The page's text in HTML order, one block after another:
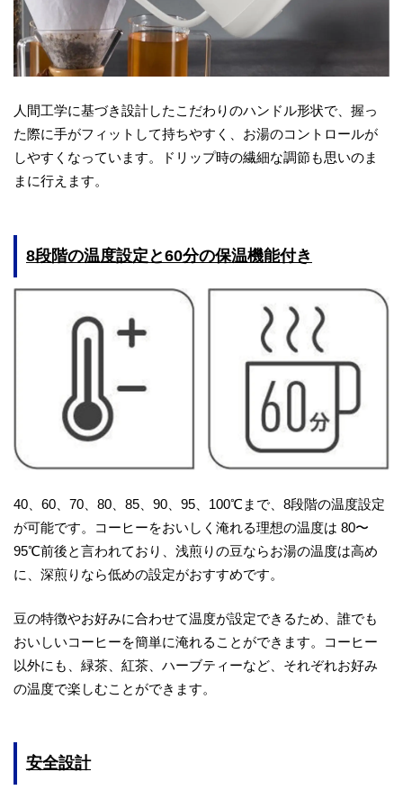
人間工学に基づき設計したこだわりのハンドル形状で、握っ
た際に手がフィットして持ちやすく、お湯のコントロールが
しやすくなっています。ドリップ時の繊細な調節も思いのま
まに行えます。
8段階の温度設定と60分の保温機能付き
40、60、70、80、85、90、95、100℃まで、8段階の温度設定
が可能です。コーヒーをおいしく淹れる理想の温度は 80〜
95℃前後と言われており、浅煎りの豆ならお湯の温度は高め
に、深煎りなら低めの設定がおすすめです。
豆の特徴やお好みに合わせて温度が設定できるため、誰でも
おいしいコーヒーを簡単に淹れることができます。コーヒー
以外にも、緑茶、紅茶、ハーブティーなど、それぞれお好み
の温度で楽しむことができます。
安全設計